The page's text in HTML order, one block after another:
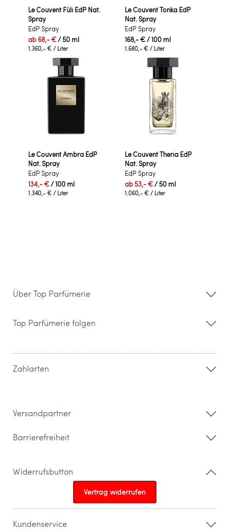
Le Couvent Fùli EdP Nat.
Spray
EdP Spray
ab 68,- €/ 50 ml
1.360,- € / Liter
Le Couvent Tonka EdP
Nat. Spray
EdP Spray
168,- €/ 100 ml
1.680,- € / Liter
Le Couvent Ambra EdP
Nat. Spray
EdP Spray
134,- €/ 100 ml
1.340,- € / Liter
Le Couvent Theria EdP
Nat. Spray
EdP Spray
ab53,- €/ 50 ml
1.060,- € / Liter
Über Top Parfümerie
Storefinder
Kontakt
Widerrufsrecht & Rückgabebedingungen
Top Parfümerie folgen
Zahlarten
Versandpartner
Barrierefreiheit
Widerrufsbutton
Vertrag widerrufen
Kundenservice